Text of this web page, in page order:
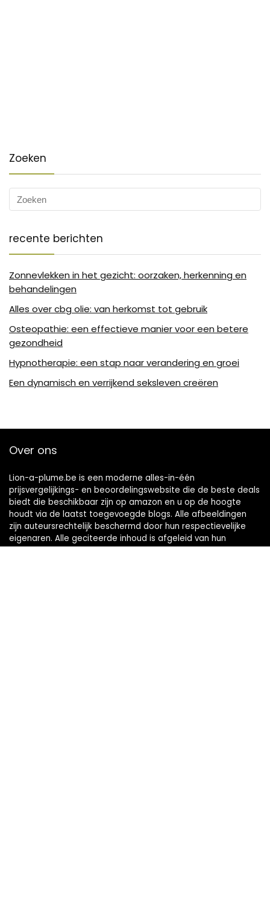
Zoeken
recente berichten
Zonnevlekken in het gezicht: oorzaken, herkenning en
behandelingen
Alles over cbg olie: van herkomst tot gebruik
Osteopathie: een effectieve manier voor een betere
gezondheid
Hypnotherapie: een stap naar verandering en groei
Een dynamisch en verrijkend seksleven creëren
Over ons
Lion-a-plume.be is een moderne alles-in-één
prijsvergelijkings- en beoordelingswebsite die de beste deals
biedt die beschikbaar zijn op amazon en u op de hoogte
houdt via de laatst toegevoegde blogs. Alle afbeeldingen
zijn auteursrechtelijk beschermd door hun respectievelijke
eigenaren. Alle geciteerde inhoud is afgeleid van hun